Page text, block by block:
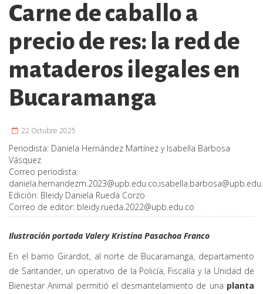
Carne de caballo a
precio de res: la red de
mataderos ilegales en
Bucaramanga
22 Octubre 2025
Periodista: Daniela Hernández Martínez y Isabella Barbosa
Vásquez
Correo periodista:
daniela.hernandezm.2023@upb.edu.co;
Edición: Bleidy Daniela Rueda Corzo
Correo de editor: bleidy.rueda.2022@upb.edu.co
Ilustración portada Valery Kristina Pasachoa Franco
En el barrio Girardot, al norte de Bucaramanga, departamento
de Santander, un operativo de la Policía, Fiscalía y la Unidad de
Bienestar Animal permitió el desmantelamiento de una planta